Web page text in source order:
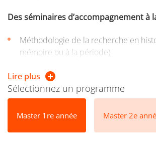
Des séminaires d’accompagnement à
Méthodologie de la recherche en
mémoire ou à la période)
Langue pour la recherche (anglais,
langues possibles hors UFR)
Lire plus
Sélectionnez un programme
Master 1re année Master 2e